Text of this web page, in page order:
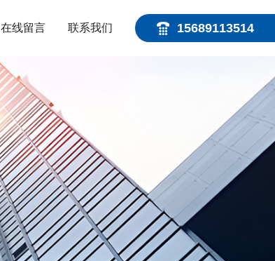
15689113514
在线留言 联系我们